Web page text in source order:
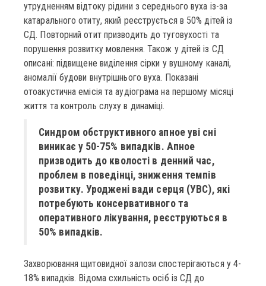
утрудненням відтоку рідини з середнього вуха із-за
катарального отиту, який реєструється в 50% дітей із
СД. Повторний отит призводить до туговухості та
порушення розвитку мовлення. Також у дітей із СД
описані: підвищене виділення сірки у вушному каналі,
аномалії будови внутрішнього вуха. Показані
отоакустична емісія та аудіограма на першому місяці
життя та контроль слуху в динаміці.
Синдром обструктивного апное уві сні
виникає у 50-75% випадків. Апное
призводить до кволості в денний час,
проблем в поведінці, зниження темпів
розвитку. Уроджені вади серця (УВС), які
потребують консервативного та
оперативного лікування, реєструються в
50% випадків.
Захворювання щитовидної залози спостерігаються у 4-
18% випадків. Відома схильність осіб із СД до